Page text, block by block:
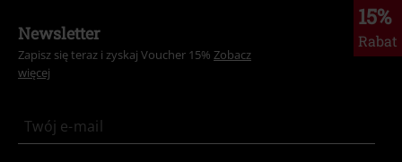
15%
Rabat
Newsletter
Zapisz się teraz i zyskaj Voucher 15% Zobacz
więcej